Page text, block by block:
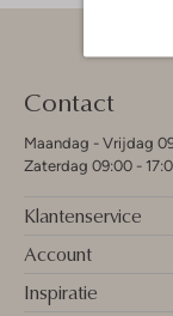
Contact
Maandag - Vrijdag
Zaterdag 09:00 -
Klantenservice
Account
Inspiratie